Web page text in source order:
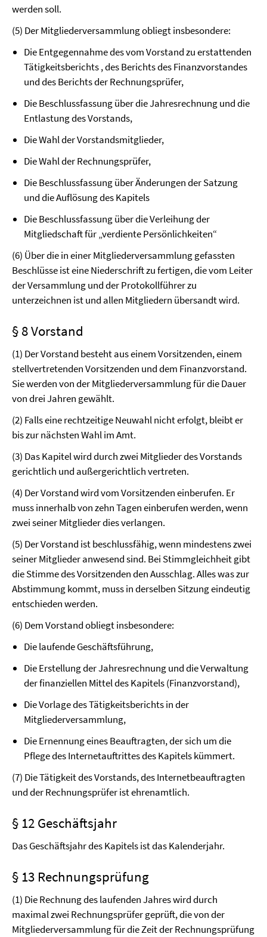
werden soll.
(5) Der Mitgliederversammlung obliegt insbesondere:
Die Entgegennahme des vom Vorstand zu erstattenden
Tätigkeitsberichts , des Berichts des Finanzvorstandes
und des Berichts der Rechnungsprüfer,
Die Beschlussfassung über die Jahresrechnung und die
Entlastung des Vorstands,
Die Wahl der Vorstandsmitglieder,
Die Wahl der Rechnungsprüfer,
Die Beschlussfassung über Änderungen der Satzung
und die Auflösung des Kapitels
Die Beschlussfassung über die Verleihung der
Mitgliedschaft für „verdiente Persönlichkeiten“
(6) Über die in einer Mitgliederversammlung gefassten
Beschlüsse ist eine Niederschrift zu fertigen, die vom Leiter
der Versammlung und der Protokollführer zu
unterzeichnen ist und allen Mitgliedern übersandt wird.
§ 8 Vorstand
(1) Der Vorstand besteht aus einem Vorsitzenden, einem
stellvertretenden Vorsitzenden und dem Finanzvorstand.
Sie werden von der Mitgliederversammlung für die Dauer
von drei Jahren gewählt.
(2) Falls eine rechtzeitige Neuwahl nicht erfolgt, bleibt er
bis zur nächsten Wahl im Amt.
(3) Das Kapitel wird durch zwei Mitglieder des Vorstands
gerichtlich und außergerichtlich vertreten.
(4) Der Vorstand wird vom Vorsitzenden einberufen. Er
muss innerhalb von zehn Tagen einberufen werden, wenn
zwei seiner Mitglieder dies verlangen.
(5) Der Vorstand ist beschlussfähig, wenn mindestens zwei
seiner Mitglieder anwesend sind. Bei Stimmgleichheit gibt
die Stimme des Vorsitzenden den Ausschlag. Alles was zur
Abstimmung kommt, muss in derselben Sitzung eindeutig
entschieden werden.
(6) Dem Vorstand obliegt insbesondere:
Die laufende Geschäftsführung,
Die Erstellung der Jahresrechnung und die Verwaltung
der finanziellen Mittel des Kapitels (Finanzvorstand),
Die Vorlage des Tätigkeitsberichts in der
Mitgliederversammlung,
Die Ernennung eines Beauftragten, der sich um die
Pflege des Internetauftrit­tes des Kapitels kümmert.
(7) Die Tätigkeit des Vorstands, des Internetbeauftragten
und der Rechnungsprüfer ist ehrenamtlich.
§ 12 Geschäftsjahr
Das Geschäftsjahr des Kapitels ist das Kalenderjahr.
§ 13 Rechnungsprüfung
(1) Die Rechnung des laufenden Jahres wird durch
maximal zwei Rechnungsprüfer geprüft, die von der
Mitgliederversammlung für die Zeit der Rechnungsprüfung